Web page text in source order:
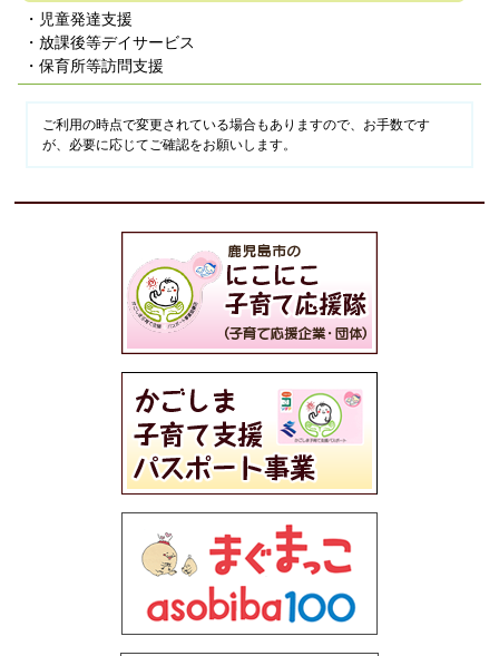
・児童発達支援
・放課後等デイサービス
・保育所等訪問支援
ご利用の時点で変更されている場合もありますので、お手数です
が、必要に応じてご確認をお願いします。